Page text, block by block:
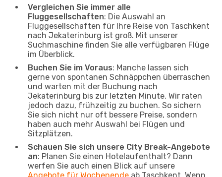
Vergleichen Sie immer alle
Fluggesellschaften: Die Auswahl an
Fluggesellschaften für Ihre Reise von Taschkent
nach Jekaterinburg ist groß. Mit unserer
Suchmaschine finden Sie alle verfügbaren Flüge
im Überblick.
Buchen Sie im Voraus: Manche lassen sich
gerne von spontanen Schnäppchen überraschen
und warten mit der Buchung nach
Jekaterinburg bis zur letzten Minute. Wir raten
jedoch dazu, frühzeitig zu buchen. So sichern
Sie sich nicht nur oft bessere Preise, sondern
haben auch mehr Auswahl bei Flügen und
Sitzplätzen.
Schauen Sie sich unsere City Break-Angebote
an: Planen Sie einen Hotelaufenthalt? Dann
werfen Sie auch einen Blick auf unsere